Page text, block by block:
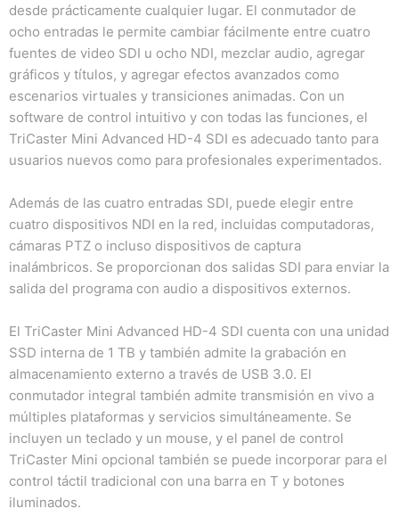
desde prácticamente cualquier lugar. El conmutador de
ocho entradas le permite cambiar fácilmente entre cuatro
fuentes de video SDI u ocho NDI, mezclar audio, agregar
gráficos y títulos, y agregar efectos avanzados como
escenarios virtuales y transiciones animadas. Con un
software de control intuitivo y con todas las funciones, el
TriCaster Mini Advanced HD-4 SDI es adecuado tanto para
usuarios nuevos como para profesionales experimentados.
Además de las cuatro entradas SDI, puede elegir entre
cuatro dispositivos NDI en la red, incluidas computadoras,
cámaras PTZ o incluso dispositivos de captura
inalámbricos. Se proporcionan dos salidas SDI para enviar la
salida del programa con audio a dispositivos externos.
El TriCaster Mini Advanced HD-4 SDI cuenta con una unidad
SSD interna de 1 TB y también admite la grabación en
almacenamiento externo a través de USB 3.0. El
conmutador integral también admite transmisión en vivo a
múltiples plataformas y servicios simultáneamente. Se
incluyen un teclado y un mouse, y el panel de control
TriCaster Mini opcional también se puede incorporar para el
control táctil tradicional con una barra en T y botones
iluminados.